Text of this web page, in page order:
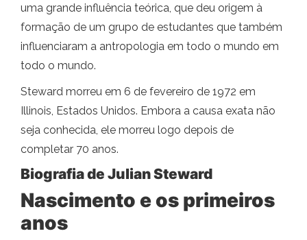
uma grande influência teórica, que deu origem à
formação de um grupo de estudantes que também
influenciaram a antropologia em todo o mundo em
todo o mundo.
Steward morreu em 6 de fevereiro de 1972 em
Illinois, Estados Unidos. Embora a causa exata não
seja conhecida, ele morreu logo depois de
completar 70 anos.
Biografia de Julian Steward
Nascimento e os primeiros
anos